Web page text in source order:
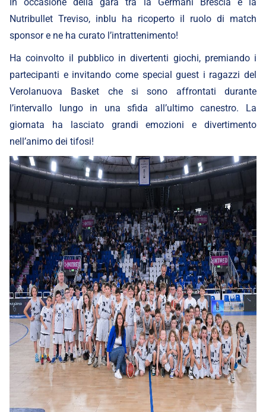
Nutribullet Treviso, inblu ha ricoperto il ruolo di match
sponsor e ne ha curato l’intrattenimento!
Ha coinvolto il pubblico in divertenti giochi, premiando i
partecipanti e invitando come special guest i ragazzi del
Verolanuova Basket che si sono affrontati durante
l’intervallo lungo in una sfida all’ultimo canestro. La
giornata ha lasciato grandi emozioni e divertimento
nell’animo dei tifosi!